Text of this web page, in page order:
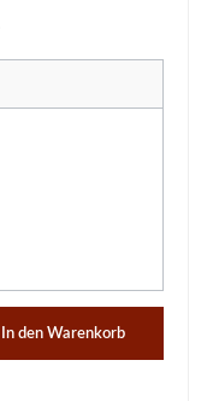
In den Warenkorb